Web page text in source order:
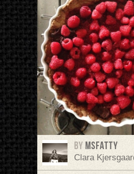
BY MsFatty
Clara